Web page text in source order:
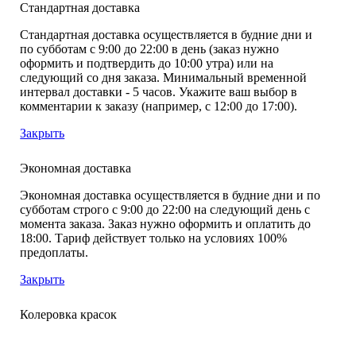
Стандартная доставка
Стандартная доставка осуществляется в будние дни и
по субботам с 9:00 до 22:00 в день (заказ нужно
оформить и подтвердить до 10:00 утра) или на
следующий со дня заказа. Минимальный временной
интервал доставки - 5 часов. Укажите ваш выбор в
комментарии к заказу (например, с 12:00 до 17:00).
Закрыть
Экономная доставка
Экономная доставка осуществляется в будние дни и по
субботам строго с 9:00 до 22:00 на следующий день с
момента заказа. Заказ нужно оформить и оплатить до
18:00. Тариф действует только на условиях 100%
предоплаты.
Закрыть
Колеровка красок